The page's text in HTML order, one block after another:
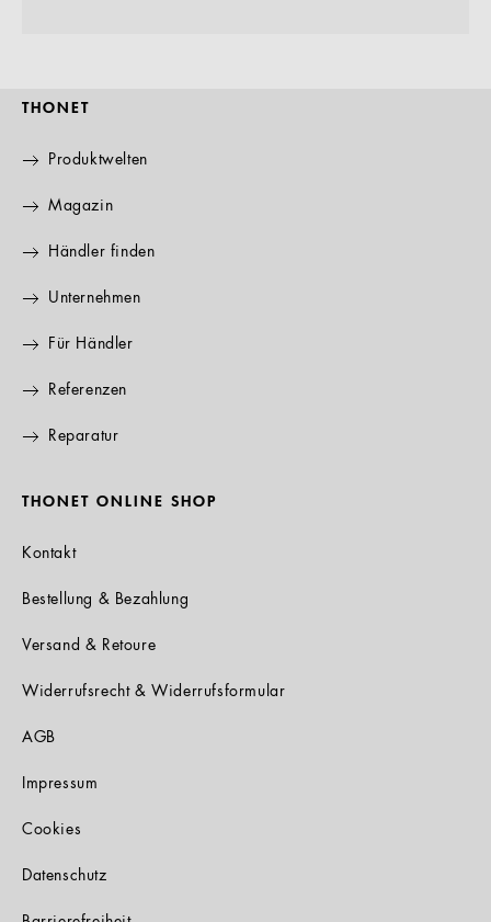
THONET
Produktwelten
Magazin
Händler finden
Unternehmen
Für Händler
Referenzen
Reparatur
THONET ONLINE SHOP
Kontakt
Bestellung & Bezahlung
Versand & Retoure
Widerrufsrecht & Widerrufsformular
AGB
Impressum
Cookies
Datenschutz